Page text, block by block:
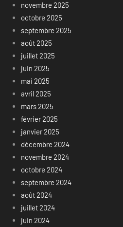
novembre 2025
octobre 2025
septembre 2025
août 2025
juillet 2025
juin 2025
mai 2025
avril 2025
mars 2025
février 2025
janvier 2025
décembre 2024
novembre 2024
octobre 2024
septembre 2024
août 2024
juillet 2024
juin 2024